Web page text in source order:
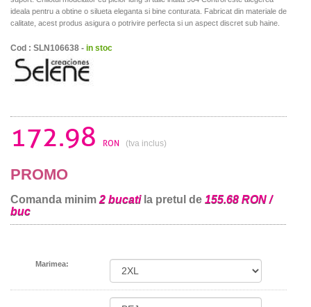
ideala pentru a obtine o silueta eleganta si bine conturata. Fabricat din materiale de
calitate, acest produs asigura o potrivire perfecta si un aspect discret sub haine.
Cod : SLN106638 - in stoc
172.98 RON (tva inclus)
PROMO
Comanda minim 2 bucatila pretul de 155.68 RON /
buc
Marimea: